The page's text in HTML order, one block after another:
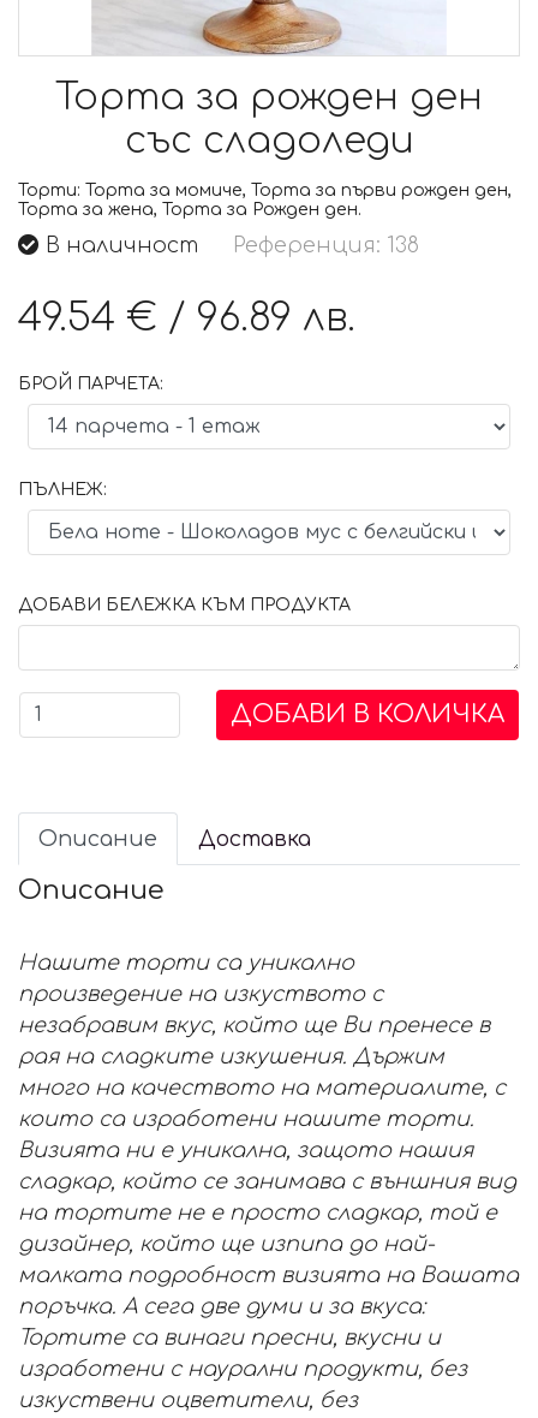
Торта за рожден ден
със сладоледи
Торти: Торта за момиче, Торта за първи рожден ден,
Торта за жена, Торта за Рожден ден.
В наличност Референция: 138
49.54 € / 96.89 лв.
БРОЙ ПАРЧЕТА:
ПЪЛНЕЖ:
ДОБАВИ БЕЛЕЖКА КЪМ ПРОДУКТА
ДОБАВИ В КОЛИЧКА
Описание Доставка
Описание
Нашите торти са уникално
произведение на изкуството с
незабравим вкус, който ще Ви пренесе в
рая на сладките изкушения. Държим
много на качеството на материалите, с
които са изработени нашите торти.
Визията ни е уникална, защото нашия
сладкар, който се занимава с външния вид
на тортите не е просто сладкар, той е
дизайнер, който ще изпипа до най-
малката подробност визията на Вашата
поръчка. А сега две думи и за вкуса:
Тортите са винаги пресни, вкусни и
изработени с наурални продукти, без
изкуствени оцветители, без